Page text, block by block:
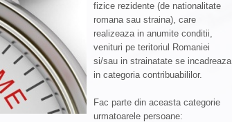
fizice rezidente (de nationalitate
romana sau straina), care
realizeaza in anumite conditii,
venituri pe teritoriul Romaniei
si/sau in strainatate se incadreaza
in categoria contribuabililor.
Fac parte din aceasta categorie
urmatoarele persoane: